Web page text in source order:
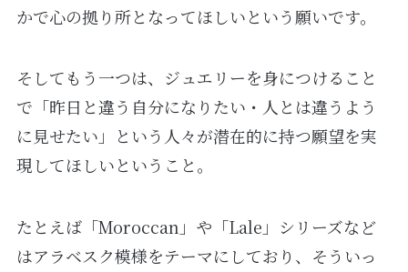
かで心の拠り所となってほしいという願いです。
そしてもう一つは、ジュエリーを身につけること
で「昨日と違う自分になりたい・人とは違うよう
に見せたい」という人々が潜在的に持つ願望を実
現してほしいということ。
たとえば「Moroccan」や「Lale」シリーズなど
はアラベスク模様をテーマにしており、そういっ